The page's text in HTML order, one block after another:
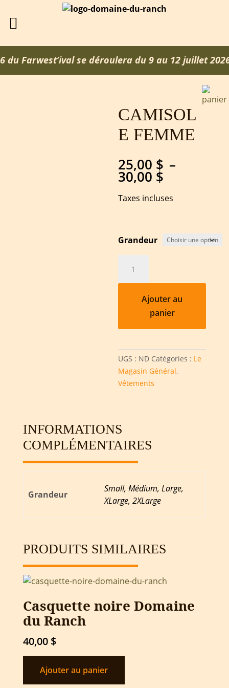
Farwest’ival se déroulera du 9 au 12 juillet 2026
CAMISOL
E FEMME
25,00 $ –
30,00 $
prix :
25,00 $
Taxes incluses
Grandeur
Camisole
femmeAjouter au
panier
UGS : ND Catégories : Le
Magasin Général,
Vêtements
INFORMATIONS
COMPLÉMENTAIRES
Grandeur
Small, Médium, Large,
XLarge, 2XLarge
PRODUITS SIMILAIRES
Casquette noire Domaine
du Ranch
40,00 $
Ajouter au panier